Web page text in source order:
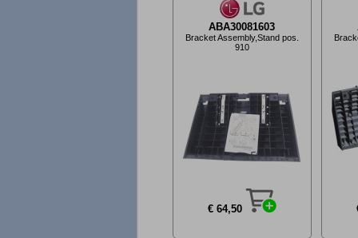
ABA30081603
Bracket Assembly,Stand pos.
910
€ 64,50